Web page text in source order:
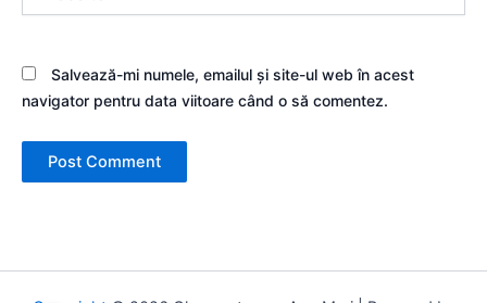
Salvează-mi numele, emailul și site-ul web în acest
navigator pentru data viitoare când o să comentez.